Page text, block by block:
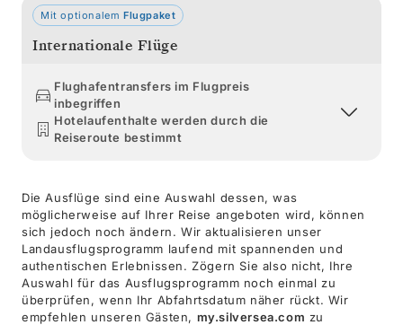
Mit optionalem Flugpaket
Internationale Flüge
Flughafentransfers im Flugpreis
inbegriffen
Hotelaufenthalte werden durch die
Reiseroute bestimmt
Die Ausflüge sind eine Auswahl dessen, was
möglicherweise auf Ihrer Reise angeboten wird, können
sich jedoch noch ändern. Wir aktualisieren unser
Landausflugsprogramm laufend mit spannenden und
authentischen Erlebnissen. Zögern Sie also nicht, Ihre
Auswahl für das Ausflugsprogramm noch einmal zu
überprüfen, wenn Ihr Abfahrtsdatum näher rückt. Wir
empfehlen unseren Gästen, my.silversea.com zu